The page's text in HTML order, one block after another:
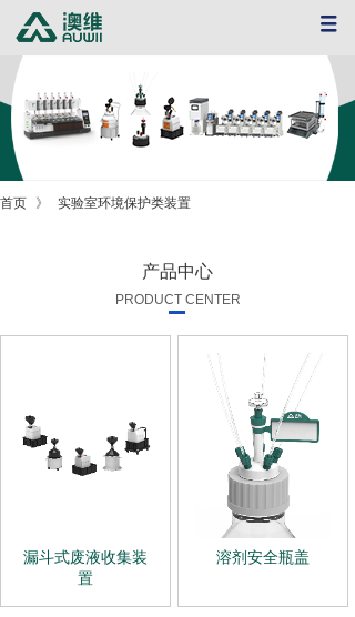
首页 》 实验室环境保护类装置
产品中心
PRODUCT CENTER
漏斗式废液收集装
置
溶剂安全瓶盖